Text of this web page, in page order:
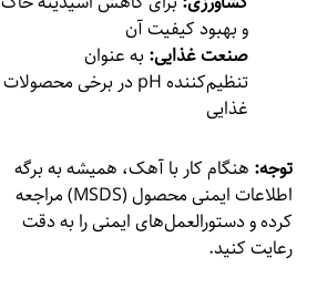
و بهبود کیفیت آن
صنعت غذایی: به عنوان
تنظیم‌کننده pH در برخی محصولات
غذایی
توجه: هنگام کار با آهک، همیشه به برگه
اطلاعات ایمنی محصول (MSDS) مراجعه
کرده و دستورالعمل‌های ایمنی را به دقت
رعایت کنید.